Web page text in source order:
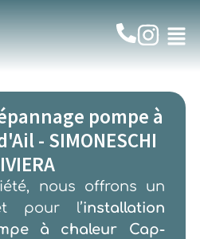
pompe à
- SIMONESCHI
nous offrons un
pour l’installation
à chaleur Cap-